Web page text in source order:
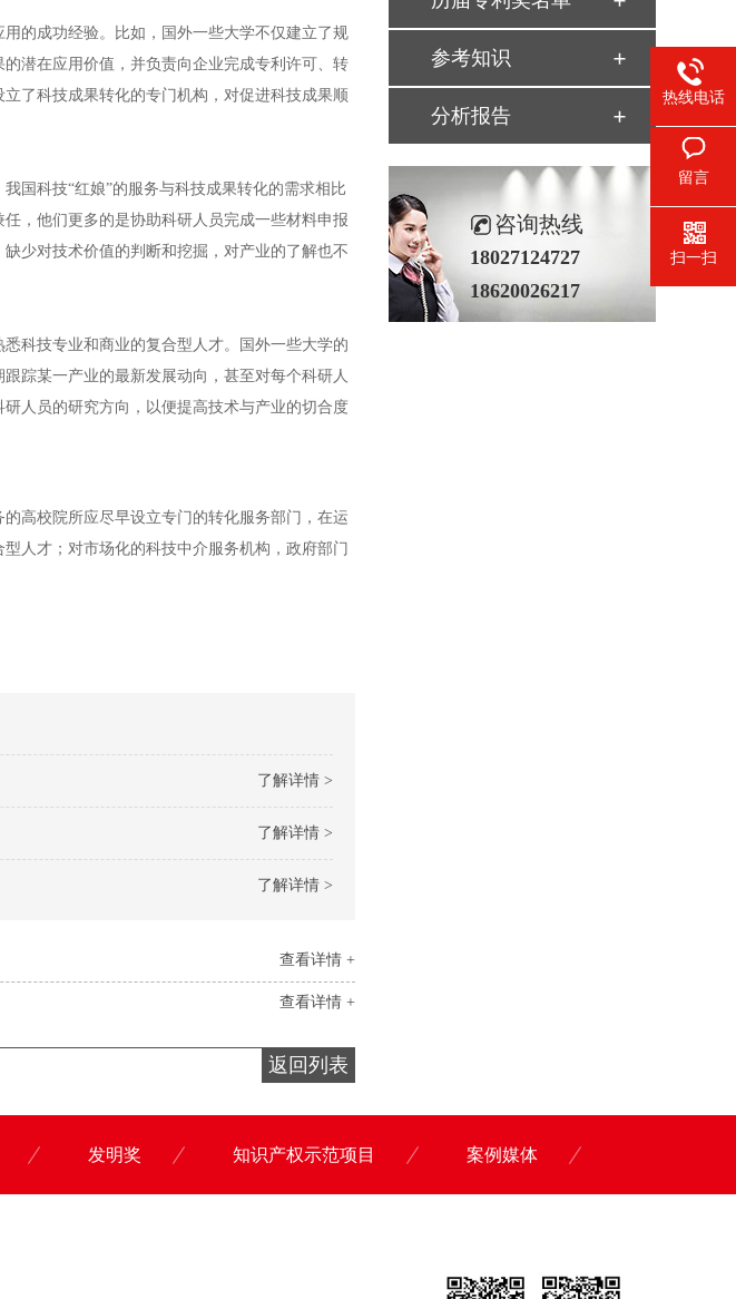
的成功经验。比如，国外一些大学不仅建立了规
潜在应用价值，并负责向企业完成专利许可、转
了科技成果转化的专门机构，对促进科技成果顺
科技“红娘”的服务与科技成果转化的需求相比
，他们更多的是协助科研人员完成一些材料申报
少对技术价值的判断和挖掘，对产业的了解也不
科技专业和商业的复合型人才。国外一些大学的
踪某一产业的最新发展动向，甚至对每个科研人
人员的研究方向，以便提高技术与产业的切合度
高校院所应尽早设立专门的转化服务部门，在运
人才；对市场化的科技中介服务机构，政府部门
了解详情 >
了解详情 >
了解详情 >
查看详情 +
查看详情 +
返回列表
参考知识
分析报告
咨询热线
18027124727
18620026217
发明奖 知识产权示范项目 案例媒体
热线电话
留言
扫一扫